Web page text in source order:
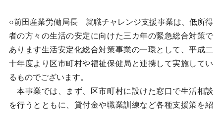
○前田産業労働局長 就職チャレンジ支援事業は、低所得
者の方々の生活の安定に向けた三カ年の緊急総合対策で
あります生活安定化総合対策事業の一環として、平成二
十年度より区市町村や福祉保健局と連携して実施してい
るものでございます。
本事業では、まず、区市町村に設けた窓口で生活相談
を行うとともに、貸付金や職業訓練など各種支援策を紹